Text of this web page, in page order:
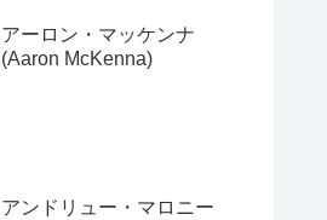
アーロン・マッケンナ
(Aaron McKenna)
アンドリュー・マロニー